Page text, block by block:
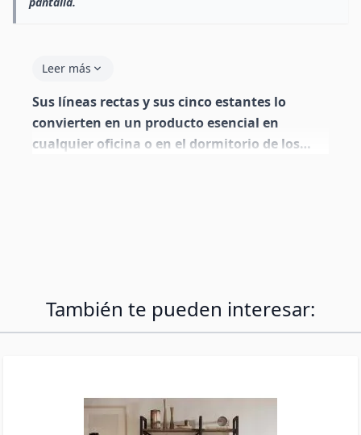
Leer más
Sus líneas rectas y sus cinco estantes lo
convierten en un producto esencial en
cualquier oficina o en el dormitorio de los
También te pueden interesar: